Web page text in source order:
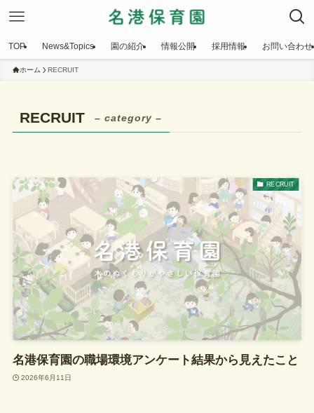
TOP News&Topics 園の紹介 情報公開 採用情報 お問い合わせ
ホーム RECRUIT
RECRUIT – category –
RECRUIT
名港保育園の職場環境アンケート結果から見えたこと
2026年6月11日